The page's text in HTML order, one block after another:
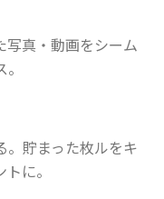
写真・動画をシーム
。貯まった枚ルをキ
に。